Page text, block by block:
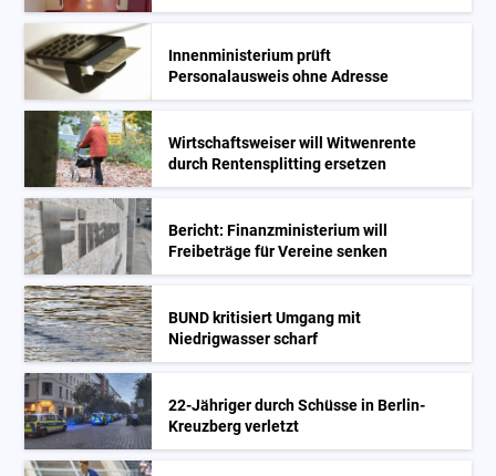
Innenministerium prüft
Personalausweis ohne Adresse
Wirtschaftsweiser will Witwenrente
durch Rentensplitting ersetzen
Bericht: Finanzministerium will
Freibeträge für Vereine senken
BUND kritisiert Umgang mit
Niedrigwasser scharf
22-Jähriger durch Schüsse in Berlin-
Kreuzberg verletzt